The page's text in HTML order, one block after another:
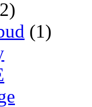
(1)